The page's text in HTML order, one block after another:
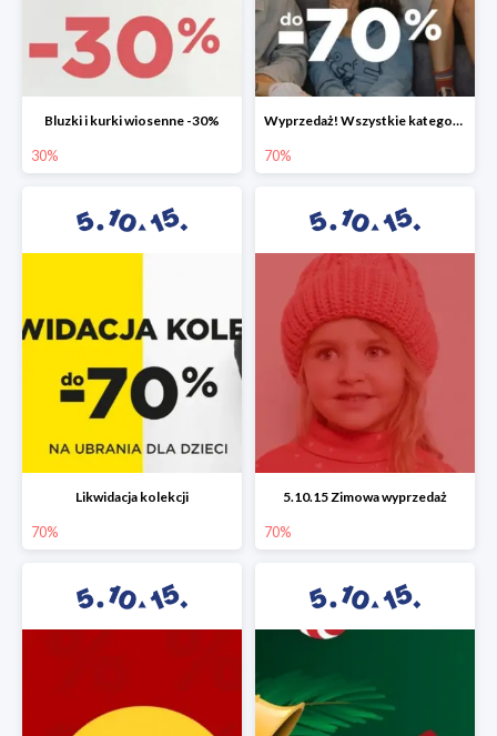
Bluzki i kurki wiosenne -30%
30%
Wyprzedaż! Wszystkie kategorie do -70%
70%
Likwidacja kolekcji
70%
5.10.15 Zimowa wyprzedaż
70%